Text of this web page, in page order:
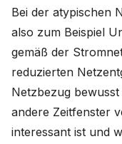
Bei der atypischen
also zum Beispiel
gemäß der
reduzierten
Netzbezug
andere Zeitfenster
interessant ist und